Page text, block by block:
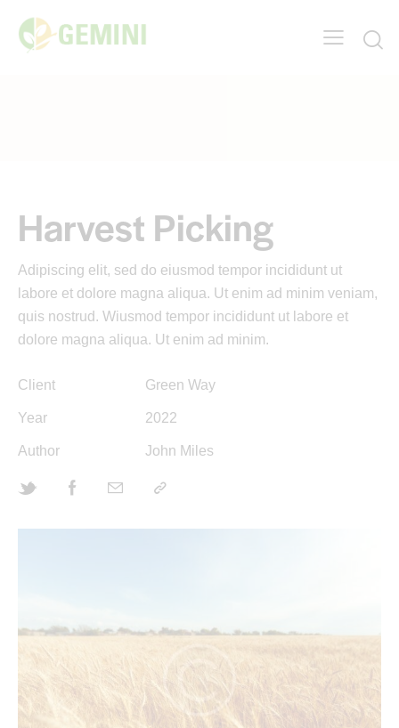
Harvest Picking
Adipiscing elit, sed do eiusmod tempor incididunt ut
labore et dolore magna aliqua. Ut enim ad minim veniam,
quis nostrud. Wiusmod tempor incididunt ut labore et
dolore magna aliqua. Ut enim ad minim.
Client Green Way
Year 2022
Author John Miles